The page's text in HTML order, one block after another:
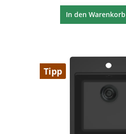
In den Warenkorb
Tipp